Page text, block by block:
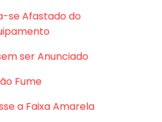
se Afastado do
ser Anunciado
Fume
a Faixa Amarela